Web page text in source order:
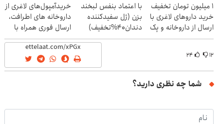
1 میلیون تومان تخفیف
خرید داروهای لاغری با
ارسال از داروخانه و پک
یخ!
با اعتماد بنفس لبخند
بزن (ژل سفیدکننده
دندان40%تخفیف)
خریدآمپول‌های لاغری از
داروخانه های اطرافت،
ارسال فوری همراه با
پک یخ!
۱۲ ۲۴
شما چه نظری دارید؟